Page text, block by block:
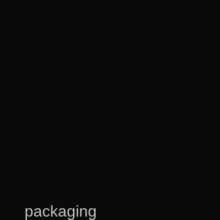
packaging